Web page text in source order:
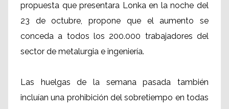
propuesta que presentara Lonka en la noche del
23 de octubre, propone que el aumento se
conceda a todos los 200.000 trabajadores del
sector de metalurgia e ingeniería.
Las huelgas de la semana pasada también
incluían una prohibición del sobretiempo en todas